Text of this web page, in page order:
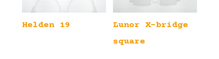
Helden 19
Lunor X-bridge
square